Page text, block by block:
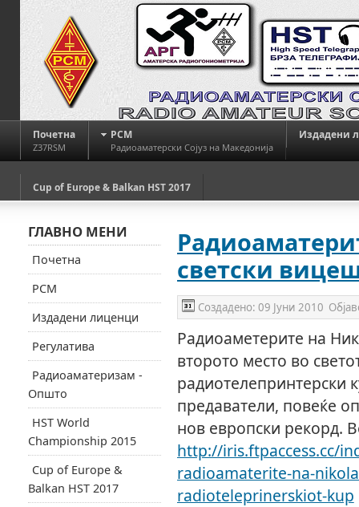
Почетна
Z37RSM
РСМ
Радиоаматерски Сојуз на Македонија
Издадени
Cup of Europe & Balkan HST 2017
светски
Создадено: 09 Јуни 2010
Радиоаметерите на
второто место во
радиотелепринтерски
предаватели, повеќе
нов европски рекорд.
http://iris.ftpaccess.cc/
radioamaterite-na-
radioteleprinerskiot-kup
ГЛАВНО МЕНИ
Почетна
РСМ
Издадени лиценци
Регулатива
Радиоаматеризам -
Општо
HST World
Championship 2015
Cup of Europe &
Balkan HST 2017